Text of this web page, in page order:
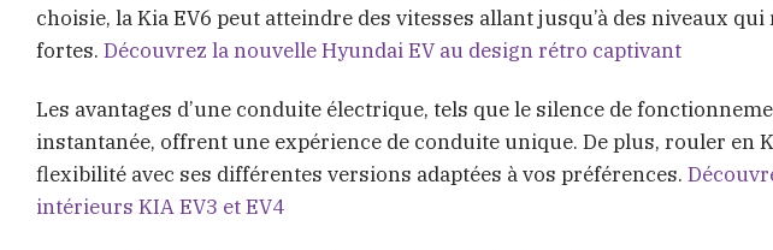
choisie, la Kia EV6 peut atteindre des vitesses allant jusqu’à des niveaux
fortes. Découvrez la nouvelle Hyundai EV au design rétro captivant
Les avantages d’une conduite électrique, tels que le silence de
instantanée, offrent une expérience de conduite unique. De plus, rouler en
flexibilité avec ses différentes versions adaptées à vos préférences.
intérieurs KIA EV3 et EV4